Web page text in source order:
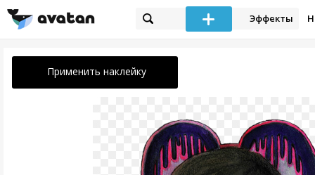
Эффекты
Применить наклейку